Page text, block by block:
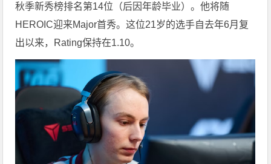
秋季新秀榜排名第14位（后因年龄毕业）。他将随
HEROIC迎来Major首秀。这位21岁的选手自去年6月复
出以来，Rating保持在1.10。